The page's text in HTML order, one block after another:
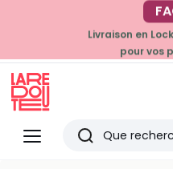
-
sur
Livraison en
pour vos
Menu
Redoute
Rechercher